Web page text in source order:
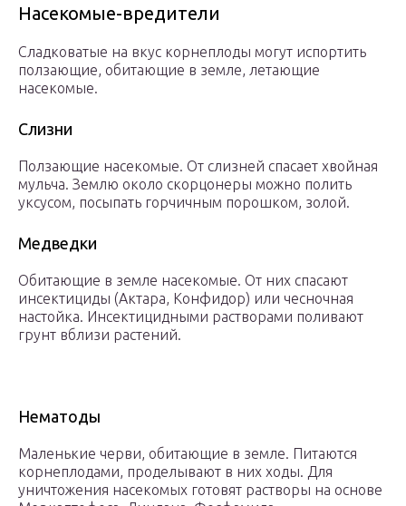
Насекомые-вредители
Сладковатые на вкус корнеплоды могут испортить
ползающие, обитающие в земле, летающие
насекомые.
Слизни
Ползающие насекомые. От слизней спасает хвойная
мульча. Землю около скорцонеры можно полить
уксусом, посыпать горчичным порошком, золой.
Медведки
Обитающие в земле насекомые. От них спасают
инсектициды (Актара, Конфидор) или чесночная
настойка. Инсектицидными растворами поливают
грунт вблизи растений.
Нематоды
Маленькие черви, обитающие в земле. Питаются
корнеплодами, проделывают в них ходы. Для
уничтожения насекомых готовят растворы на основе